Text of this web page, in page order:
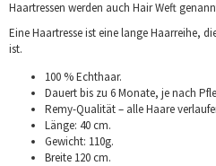
Haartressen werden auch Hair Weft
Eine Haartresse ist eine lange Haarreihe,
ist.
100 % Echthaar.
Dauert bis zu 6 Monate, je nach
Remy-Qualität – alle Haare
Länge: 40 cm.
Gewicht: 110g.
Breite 120 cm.